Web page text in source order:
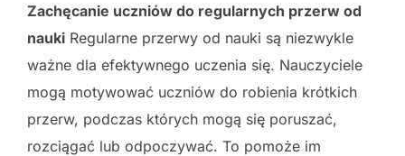
Zachęcanie uczniów do regularnych przerw od
nauki Regularne przerwy od nauki są niezwykle
ważne dla efektywnego uczenia się. Nauczyciele
mogą motywować uczniów do robienia krótkich
przerw, podczas których mogą się poruszać,
rozciągać lub odpoczywać. To pomoże im